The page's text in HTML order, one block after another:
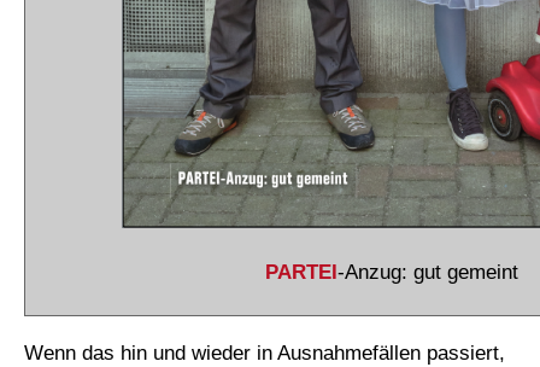
PARTEI-Anzug: gut gemeint
Wenn das hin und wieder in Ausnahmefällen passiert,